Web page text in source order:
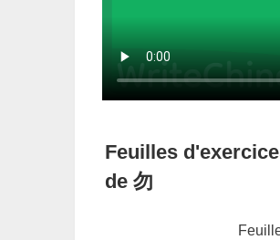
Feuilles
de 勿